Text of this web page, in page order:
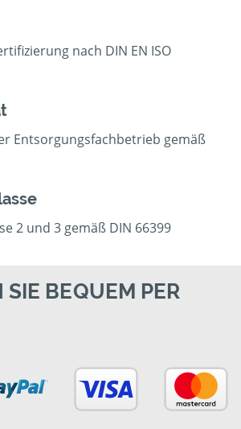
nach DIN EN ISO
Entsorgungsfachbetrieb gemäß
2 und 3 gemäß DIN 66399
SIE BEQUEM PER